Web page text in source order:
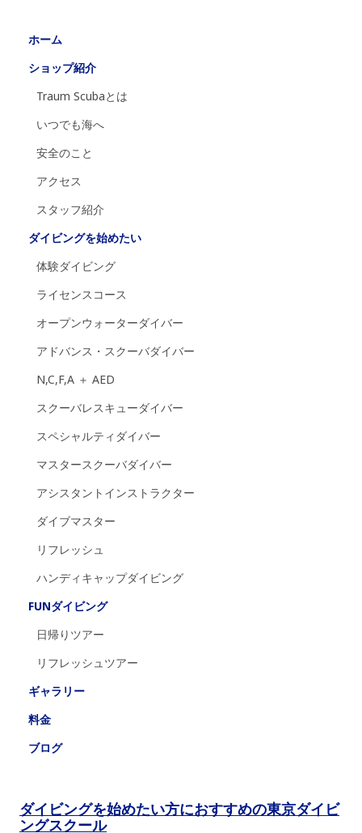
ホーム
ショップ紹介
Traum Scubaとは
いつでも海へ
安全のこと
アクセス
スタッフ紹介
ダイビングを始めたい
体験ダイビング
ライセンスコース
オープンウォーターダイバー
アドバンス・スクーバダイバー
N,C,F,A ＋ AED
スクーバレスキューダイバー
スペシャルティダイバー
マスタースクーバダイバー
アシスタントインストラクター
ダイブマスター
リフレッシュ
ハンディキャップダイビング
FUNダイビング
日帰りツアー
リフレッシュツアー
ギャラリー
料金
ブログ
ダイビングを始めたい方におすすめの東京ダイビ
ングスクール